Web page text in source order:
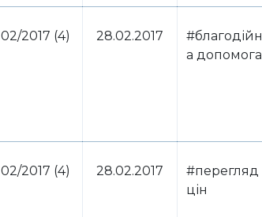
02/2017 (4) 28.02.2017
#благодійн
а допомога
02/2017 (4) 28.02.2017
#перегляд
цін